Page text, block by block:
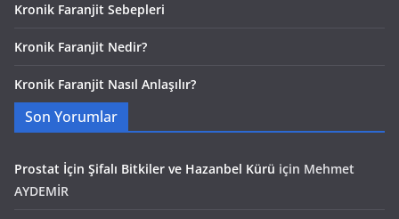
Kronik Faranjit Sebepleri
Kronik Faranjit Nedir?
Kronik Faranjit Nasıl Anlaşılır?
Son Yorumlar
Prostat İçin Şifalı Bitkiler ve Hazanbel Kürü için Mehmet
AYDEMİR